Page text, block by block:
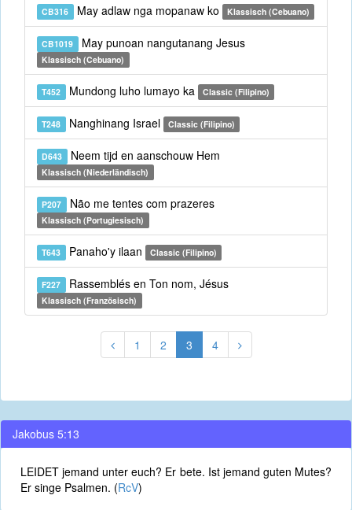
CB316 May adlaw nga mopanaw ko Klassisch (Cebuano)
CB1019 May punoan nangutanang Jesus
Klassisch (Cebuano)
T452 Mundong luho lumayo ka Classic (Filipino)
T248 Nanghinang Israel Classic (Filipino)
D643 Neem tijd en aanschouw Hem
Klassisch (Niederländisch)
P207 Não me tentes com prazeres
Klassisch (Portugiesisch)
T643 Panaho'y ilaan Classic (Filipino)
F227 Rassemblés en Ton nom, Jésus
Klassisch (Französisch)
1 2 3 4
Jakobus 5:13
LEIDET jemand unter euch? Er bete. Ist jemand guten Mutes?
Er singe Psalmen. (RcV)